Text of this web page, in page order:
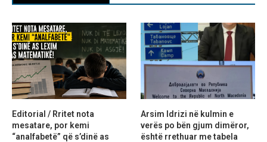
Editorial / Rritet nota
mesatare, por kemi
“analfabetë” që s’dinë as
Arsim Idrizi në kulmin e
verës po bën gjum dimëror,
është rrethuar me tabela